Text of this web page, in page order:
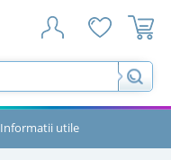
utile